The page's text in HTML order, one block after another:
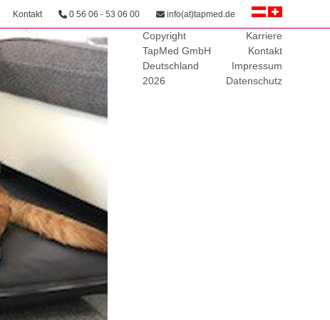
Kontakt 0 56 06 - 53 06 00 info(at)tapmed.de
Copyright
TapMed GmbH
Deutschland
2026
Karriere
Kontakt
Impressum
Datenschutz